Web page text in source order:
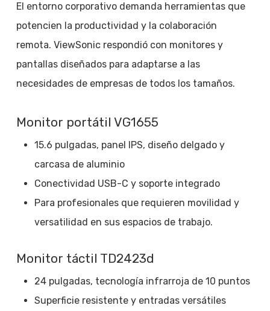
El entorno corporativo demanda herramientas que
potencien la productividad y la colaboración
remota. ViewSonic respondió con monitores y
pantallas diseñados para adaptarse a las
necesidades de empresas de todos los tamaños.
Monitor portátil VG1655
15.6 pulgadas, panel IPS, diseño delgado y
carcasa de aluminio
Conectividad USB-C y soporte integrado
Para profesionales que requieren movilidad y
versatilidad en sus espacios de trabajo.
Monitor táctil TD2423d
24 pulgadas, tecnología infrarroja de 10 puntos
Superficie resistente y entradas versátiles